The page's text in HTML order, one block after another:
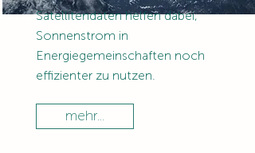
Satellitendaten helfen dabei,
Sonnenstrom in
Energiegemeinschaften noch
effizienter zu nutzen.
mehr...